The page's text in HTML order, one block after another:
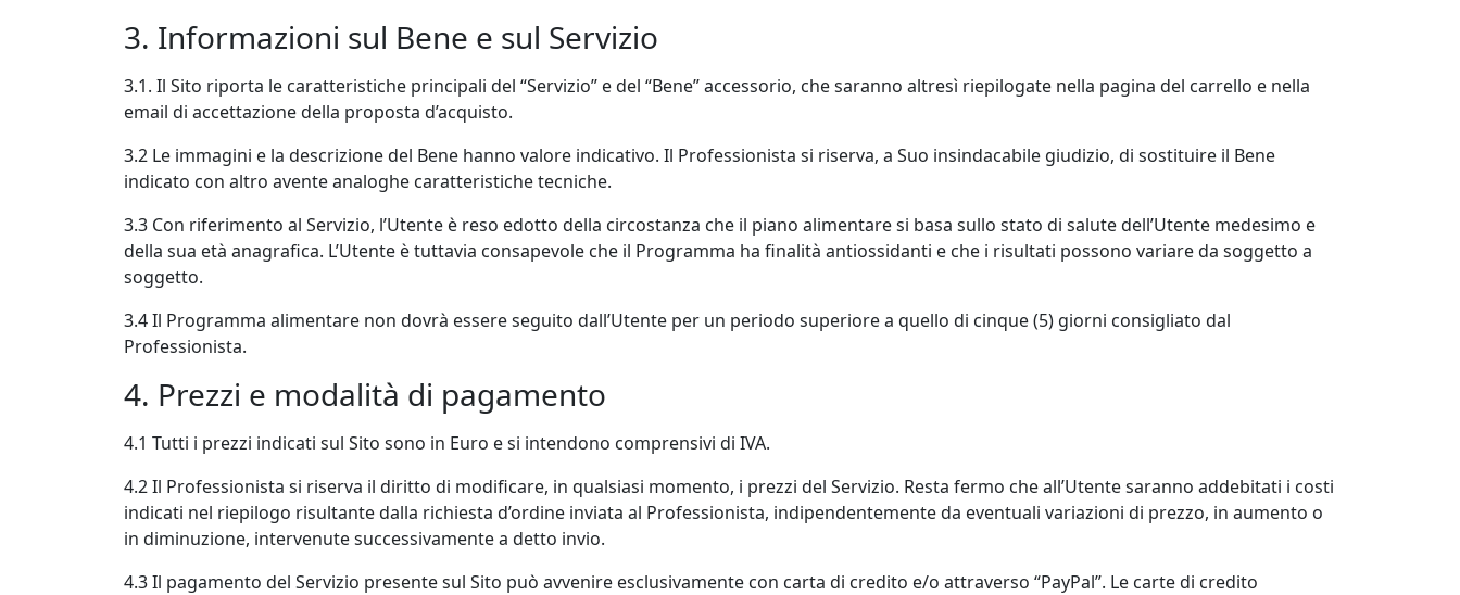
3. Informazioni sul Bene e sul Servizio
3.1. Il Sito riporta le caratteristiche principali del “Servizio” e del “Bene” accessorio, che saranno altresì riepilogate nella pagina del carrello e nella
email di accettazione della proposta d’acquisto.
3.2 Le immagini e la descrizione del Bene hanno valore indicativo. Il Professionista si riserva, a Suo insindacabile giudizio, di sostituire il Bene
indicato con altro avente analoghe caratteristiche tecniche.
3.3 Con riferimento al Servizio, l’Utente è reso edotto della circostanza che il piano alimentare si basa sullo stato di salute dell’Utente medesimo e
della sua età anagrafica. L’Utente è tuttavia consapevole che il Programma ha finalità antiossidanti e che i risultati possono variare da soggetto a
soggetto.
3.4 Il Programma alimentare non dovrà essere seguito dall’Utente per un periodo superiore a quello di cinque (5) giorni consigliato dal
Professionista.
4. Prezzi e modalità di pagamento
4.1 Tutti i prezzi indicati sul Sito sono in Euro e si intendono comprensivi di IVA.
4.2 Il Professionista si riserva il diritto di modificare, in qualsiasi momento, i prezzi del Servizio. Resta fermo che all’Utente saranno addebitati i costi
indicati nel riepilogo risultante dalla richiesta d’ordine inviata al Professionista, indipendentemente da eventuali variazioni di prezzo, in aumento o
in diminuzione, intervenute successivamente a detto invio.
4.3 Il pagamento del Servizio presente sul Sito può avvenire esclusivamente con carta di credito e/o attraverso “PayPal”. Le carte di credito